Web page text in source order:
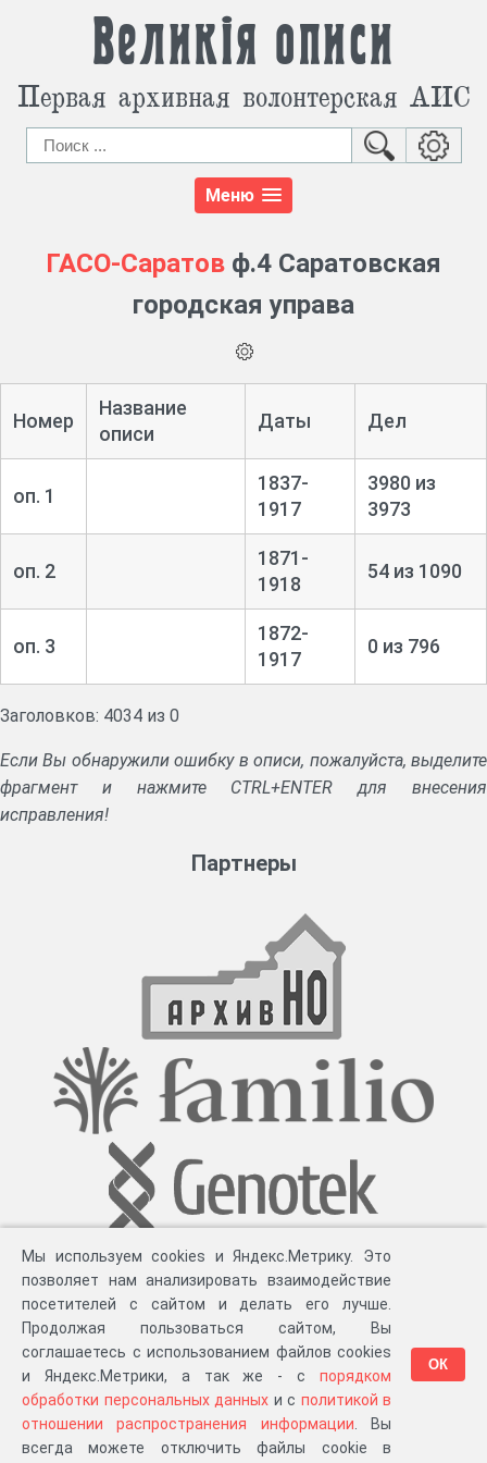
Великія описи
Первая архивная волонтерская АИС
Меню
ГАСО-Саратов ф.4 Саратовская
городская управа
Номер
Название
описи
Даты Дел
оп. 1
1837-
1917
3980 из
3973
оп. 2
1871-
1918
54 из 1090
оп. 3
1872-
1917
0 из 796
Заголовков: 4034 из 0
Если Вы обнаружили ошибку в описи, пожалуйста, выделите
фрагмент и нажмите CTRL+ENTER для внесения
исправления!
Партнеры
Разработка компании «Великіе предки», 2023-2026 гг. Блог.Суть проекта
Персональные данные.Распространение информации . ЧаВО. Сборка 111.46
Мы используем cookies и Яндекс.Метрику. Это
позволяет нам анализировать взаимодействие
посетителей с сайтом и делать его лучше.
Продолжая пользоваться сайтом, Вы
соглашаетесь с использованием файлов cookies
и Яндекс.Метрики, а так же - с порядком
обработки персональных данных и с политикой в
отношении распространения информации . Вы
всегда можете отключить файлы cookie в
ОК